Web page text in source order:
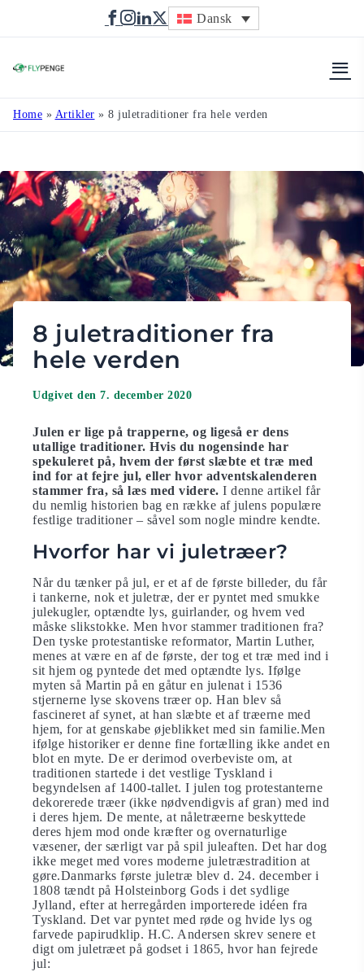
Dansk
Home » Artikler » 8 juletraditioner fra hele verden
8 juletraditioner fra
hele verden
Udgivet den 7. december 2020
Julen er lige på trapperne, og ligeså er dens
utallige traditioner. Hvis du nogensinde har
spekuleret på, hvem der først slæbte et træ med
ind for at fejre jul, eller hvor adventskalenderen
stammer fra, så læs med videre. I denne artikel får
du nemlig historien bag en række af julens populære
festlige traditioner – såvel som nogle mindre kendte.
Hvorfor har vi juletræer?
Når du tænker på jul, er et af de første billeder, du får
i tankerne, nok et juletræ, der er pyntet med smukke
julekugler, optændte lys, guirlander, og hvem ved
måske slikstokke. Men hvor stammer traditionen fra?
Den tyske protestantiske reformator, Martin Luther,
menes at være en af de første, der tog et træ med ind i
sit hjem og pyntede det med optændte lys. Ifølge
myten så Martin på en gåtur en julenat i 1536
stjernerne lyse skovens træer op. Han blev så
fascineret af synet, at han slæbte et af træerne med
hjem, for at genskabe øjeblikket med sin familie.Men
ifølge historiker er denne fine fortælling ikke andet en
blot en myte. De er derimod overbeviste om, at
traditionen startede i det vestlige Tyskland i
begyndelsen af 1400-tallet. I julen tog protestanterne
dekorerede træer (ikke nødvendigvis af gran) med ind
i deres hjem. De mente, at nåletræerne beskyttede
deres hjem mod onde kræfter og overnaturlige
væsener, der særligt var på spil juleaften. Det har dog
ikke meget med vores moderne juletræstradition at
gøre.Danmarks første juletræ blev d. 24. december i
1808 tændt på Holsteinborg Gods i det sydlige
Jylland, efter at herregården importerede idéen fra
Tyskland. Det var pyntet med røde og hvide lys og
farvede papirudklip. H.C. Andersen skrev senere et
digt om juletræet på godset i 1865, hvor han fejrede
jul: